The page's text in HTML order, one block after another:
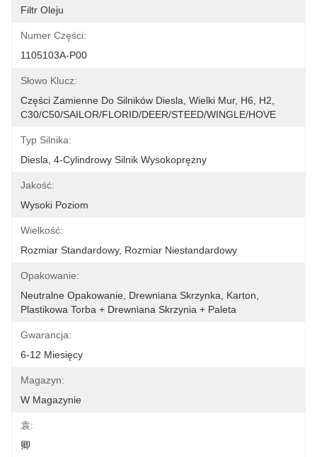
Filtr Oleju
Numer Części:
1105103A-P00
Słowo Klucz:
Części Zamienne Do Silników Diesla, Wielki Mur, H6, H2,
C30/C50/SAILOR/FLORID/DEER/STEED/WINGLE/HOVE
Typ Silnika:
Diesla, 4-Cylindrowy Silnik Wysokoprężny
Jakość:
Wysoki Poziom
Wielkość:
Rozmiar Standardowy, Rozmiar Niestandardowy
Opakowanie:
Neutralne Opakowanie, Drewniana Skrzynka, Karton,
Plastikowa Torba + Drewniana Skrzynia + Paleta
Gwarancja:
6-12 Miesięcy
Magazyn:
W Magazynie
袁:
卿